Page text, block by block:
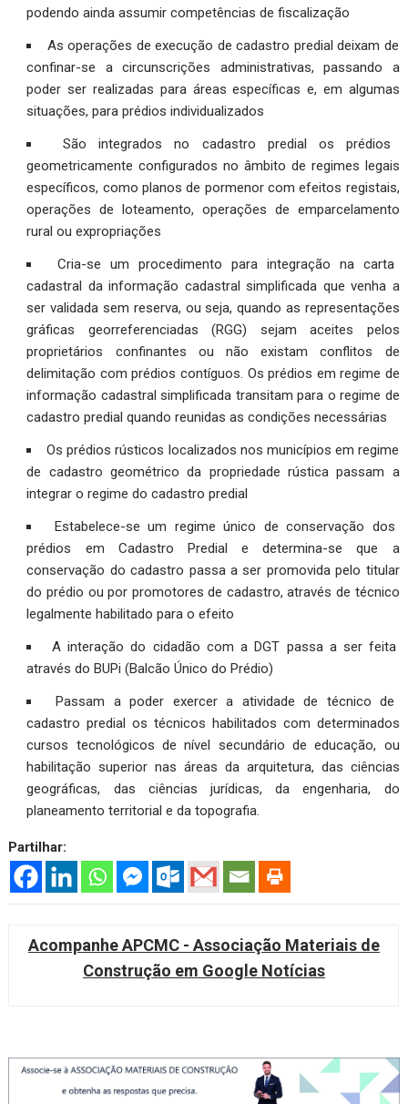
podendo ainda assumir competências de fiscalização
As operações de execução de cadastro predial deixam de
confinar-se a circunscrições administrativas, passando a
poder ser realizadas para áreas específicas e, em algumas
situações, para prédios individualizados
São integrados no cadastro predial os prédios
geometricamente configurados no âmbito de regimes legais
específicos, como planos de pormenor com efeitos registais,
operações de loteamento, operações de emparcelamento
rural ou expropriações
Cria-se um procedimento para integração na carta
cadastral da informação cadastral simplificada que venha a
ser validada sem reserva, ou seja, quando as representações
gráficas georreferenciadas (RGG) sejam aceites pelos
proprietários confinantes ou não existam conflitos de
delimitação com prédios contíguos. Os prédios em regime de
informação cadastral simplificada transitam para o regime de
cadastro predial quando reunidas as condições necessárias
Os prédios rústicos localizados nos municípios em regime
de cadastro geométrico da propriedade rústica passam a
integrar o regime do cadastro predial
Estabelece-se um regime único de conservação dos
prédios em Cadastro Predial e determina-se que a
conservação do cadastro passa a ser promovida pelo titular
do prédio ou por promotores de cadastro, através de técnico
legalmente habilitado para o efeito
A interação do cidadão com a DGT passa a ser feita
através do BUPi (Balcão Único do Prédio)
Passam a poder exercer a atividade de técnico de
cadastro predial os técnicos habilitados com determinados
cursos tecnológicos de nível secundário de educação, ou
habilitação superior nas áreas da arquitetura, das ciências
geográficas, das ciências jurídicas, da engenharia, do
planeamento territorial e da topografia.
Partilhar:
Acompanhe APCMC - Associação Materiais de
Construção em Google Notícias